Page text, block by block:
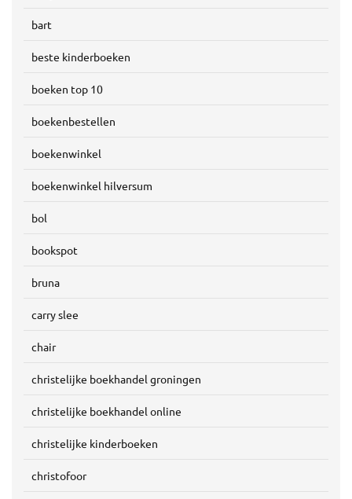
bart
beste kinderboeken
boeken top 10
boekenbestellen
boekenwinkel
boekenwinkel hilversum
bol
bookspot
bruna
carry slee
chair
christelijke boekhandel groningen
christelijke boekhandel online
christelijke kinderboeken
christofoor